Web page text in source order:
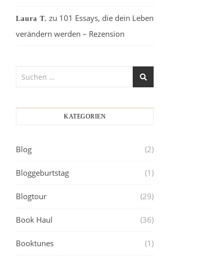
Laura T. zu 101 Essays, die dein Leben
verändern werden – Rezension
KATEGORIEN
Blog (2)
Bloggeburtstag (1)
Blogtour (29)
Book Haul (36)
Booktunes (1)